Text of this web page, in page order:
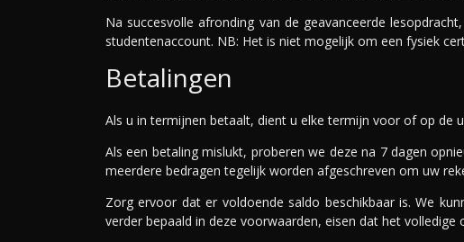
Na succesvolle afronding van de geavanceerde
studentenaccount. NB: Het is niet mogelijk om een fysiek
Betalingen
Als u in termijnen betaalt, dient u elke termijn voor of op de
Als een betaling mislukt, proberen we deze na 7 dagen
meerdere bedragen tegelijk worden afgeschreven om uw
Zorg ervoor dat er voldoende saldo beschikbaar is. We
verder bepaald in deze voorwaarden, eisen dat het